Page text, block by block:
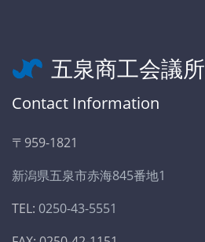
五泉商工会議所
Contact Information
〒959-1821
新潟県五泉市赤海845番地1
TEL: 0250-43-5551